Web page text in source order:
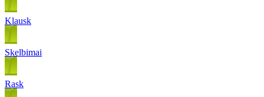
Klausk
Skelbimai
Rask